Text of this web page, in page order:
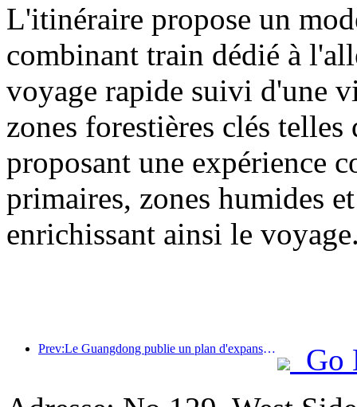
L'itinéraire propose un
combinant train dédié à
voyage rapide suivi d'une
zones forestières clés
proposant une expérience
primaires, zones humides
enrichissant ainsi le
Prev:Le Guangdong publie un plan d'expansion des capacités du secteur des services pour faire de la région de la Grande Baie une destination touristique de classe mondiale.
Go